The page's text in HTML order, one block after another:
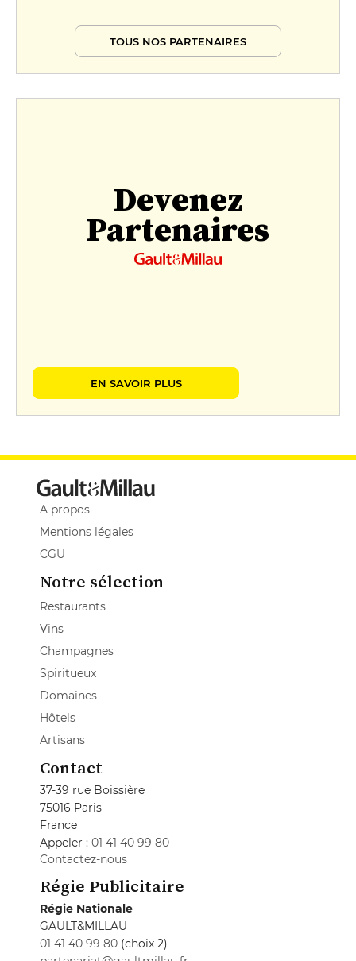
TOUS NOS PARTENAIRES
Devenez
Partenaires
EN SAVOIR PLUS
A propos
Mentions légales
CGU
Notre sélection
Restaurants
Vins
Champagnes
Spiritueux
Domaines
Hôtels
Artisans
Contact
37-39 rue Boissière
75016 Paris
France
Appeler : 01 41 40 99 80
Contactez-nous
Régie Publicitaire
Régie Nationale
GAULT&MILLAU
01 41 40 99 80 (choix 2)